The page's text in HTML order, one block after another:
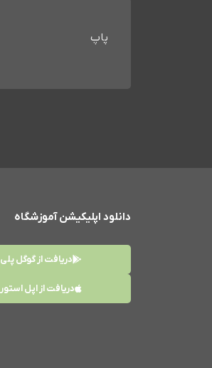
پاپ
دانلود اپلیکیشن آموزشگاه
دریافت از گوگل پلی
دریافت از اپل استور